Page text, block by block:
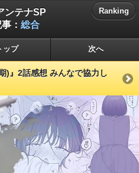
ンテナSP
： 総合
Ranking
ップ 次へ
)』2話感想 みんなで協力し